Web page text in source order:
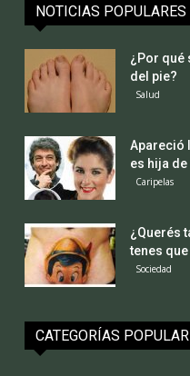
NOTICIAS POPULARES
¿Por qué
del pie?
Salud
Apareció
es hija de
Caripelas
¿Querés
tenes
Sociedad
CATEGORÍAS